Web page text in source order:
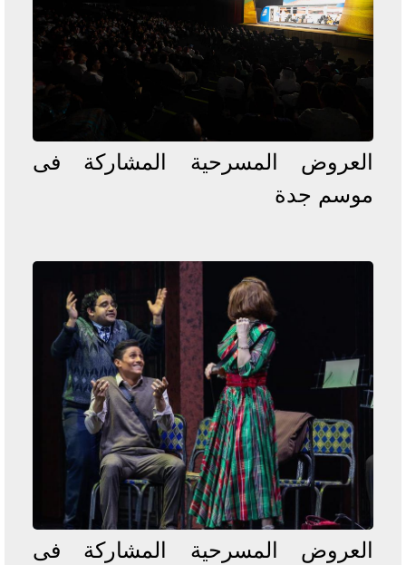
العروض المسرحية المشاركة فى
موسم جدة
العروض المسرحية المشاركة فى